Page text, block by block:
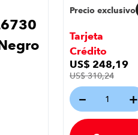
Precio exclusivo
Tarjeta
Crédito
US$ 248,19
US$ 310,24
＋
－